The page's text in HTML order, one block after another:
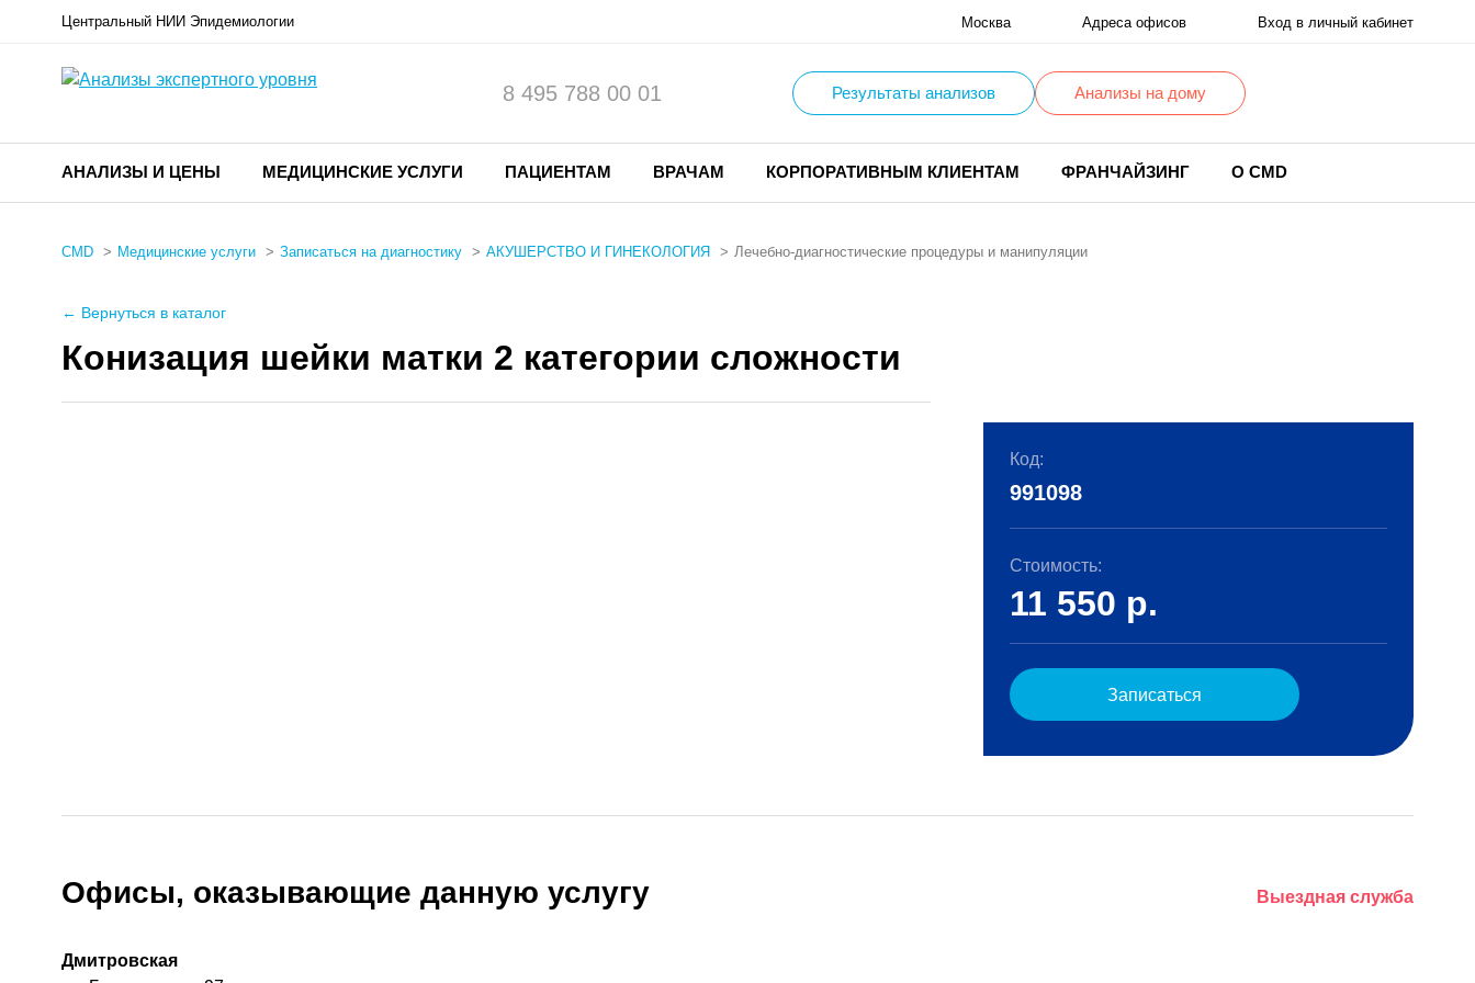
Центральный НИИ Эпидемиологии Москва Адреса офисов Вход в личный кабинет
8 495 788 00 01 Результаты анализов Анализы на дому
АНАЛИЗЫ И ЦЕНЫ МЕДИЦИНСКИЕ УСЛУГИ ПАЦИЕНТАМ ВРАЧАМ КОРПОРАТИВНЫМ КЛИЕНТАМ ФРАНЧАЙЗИНГ О CMD
CMD Медицинские услуги Записаться на диагностику АКУШЕРСТВО И ГИНЕКОЛОГИЯ Лечебно-диагностические процедуры и манипуляции
← Вернуться в каталог
Конизация шейки матки 2 категории сложности
Код:
991098
Стоимость:
11 550 р.
Записаться
Офисы, оказывающие данную услугу Выездная служба
Дмитровская